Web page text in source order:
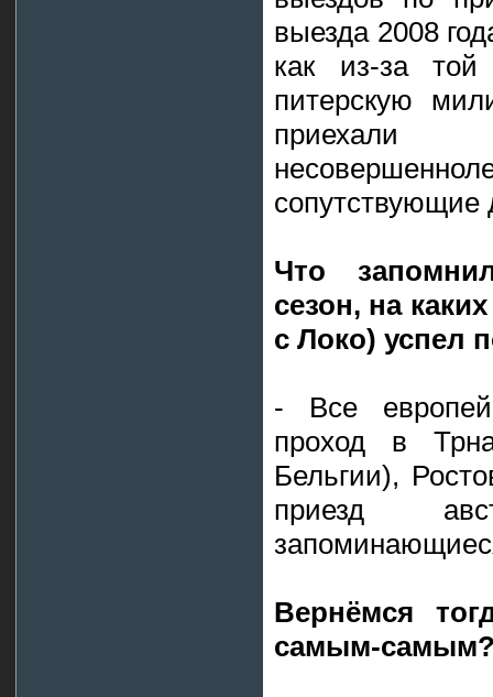
выезда 2008
как из-за
питерскую
Что
сезон, на
с Локо) успел
- Все
проход в
Бельгии),
приезд
Вернёмся
самым-